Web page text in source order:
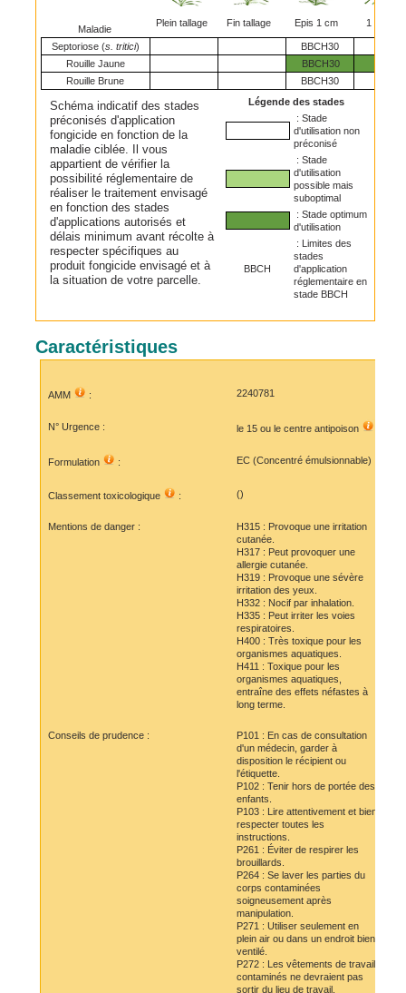
Maladie
Plein tallage Fin tallage Epis 1 cm 1 nœud
Septoriose (s. tritici)
BBCH30
Rouille Jaune
BBCH30
Rouille Brune
BBCH30
Schéma indicatif des stades
préconisés d'application
fongicide en fonction de la
maladie ciblée. Il vous
appartient de vérifier la
possibilité réglementaire de
réaliser le traitement envisagé
en fonction des stades
d'applications autorisés et
délais minimum avant récolte à
respecter spécifiques au
produit fongicide envisagé et à
la situation de votre parcelle.
Légende des stades
: Stade
d'utilisation non
préconisé
: Stade
d'utilisation
possible mais
suboptimal
: Stade optimum
d'utilisation
BBCH
: Limites des
stades
d'application
réglementaire en
stade BBCH
Caractéristiques
AMM : 2240781
N° Urgence : le 15 ou le centre antipoison
Formulation : EC (Concentré émulsionnable)
Classement toxicologique : ()
Mentions de danger :
H315 : Provoque une irritation
cutanée.
H317 : Peut provoquer une
allergie cutanée.
H319 : Provoque une sévère
irritation des yeux.
H332 : Nocif par inhalation.
H335 : Peut irriter les voies
respiratoires.
H400 : Très toxique pour les
organismes aquatiques.
H411 : Toxique pour les
organismes aquatiques,
entraîne des effets néfastes à
long terme.
Conseils de prudence :
P101 : En cas de consultation
d'un médecin, garder à
disposition le récipient ou
l'étiquette.
P102 : Tenir hors de portée des
enfants.
P103 : Lire attentivement et bien
respecter toutes les
instructions.
P261 : Éviter de respirer les
brouillards.
P264 : Se laver les parties du
corps contaminées
soigneusement après
manipulation.
P271 : Utiliser seulement en
plein air ou dans un endroit bien
ventilé.
P272 : Les vêtements de travail
contaminés ne devraient pas
sortir du lieu de travail.